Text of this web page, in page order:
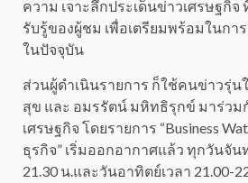
ความ เจาะลึกประเด็นข่าวเศรษฐกิ
รับรู้ของผู้ชม เพื่อเตรียมพร้อมในก
ในปัจจุบัน
ส่วนผู้ดำเนินรายการ ก็ใช้คนข่าวรุ่น
สุข และ อมรรัตน์ มหิทธิรุกข์ มาร่วม
เศรษฐกิจ โดยรายการ “Business
ธุรกิจ” เริ่มออกอากาศแล้ว ทุกวันจัน
21.30 น.และวันอาทิตย์เวลา 21.00-